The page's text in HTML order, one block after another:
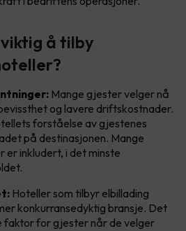
å tilby
Mange gjester velger nå
og lavere driftskostnader.
forståelse av gjestenes
på destinasjonen. Mange
inkludert, i det minste
Hoteller som tilbyr elbillading
konkurransedyktig bransje. Det
faktor for gjester når de velger